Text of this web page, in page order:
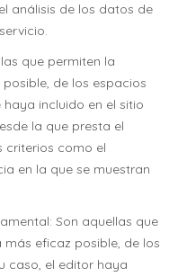
análisis de los datos de
que permiten la
de los espacios
incluido en el sitio
la que presta el
criterios como el
en la que se muestran
Son aquellas que
eficaz posible, de los
caso, el editor haya